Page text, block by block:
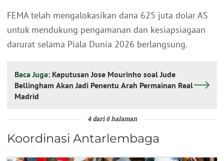
FEMA telah mengalokasikan dana 625 juta dolar AS
untuk mendukung pengamanan dan kesiapsiagaan
darurat selama Piala Dunia 2026 berlangsung.
Baca Juga: Keputusan Jose Mourinho soal Jude
Bellingham Akan Jadi Penentu Arah Permainan Real
Madrid
4 dari 6 halaman
Koordinasi Antarlembaga